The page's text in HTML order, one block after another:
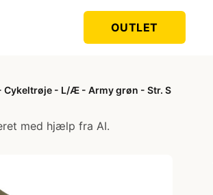
OUTLET
Cykeltrøje - L/Æ - Army grøn - Str. S
med hjælp fra AI.